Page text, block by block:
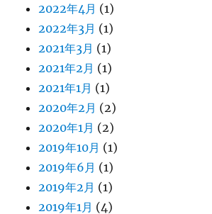
2022年4月 (1)
2022年3月 (1)
2021年3月 (1)
2021年2月 (1)
2021年1月 (1)
2020年2月 (2)
2020年1月 (2)
2019年10月 (1)
2019年6月 (1)
2019年2月 (1)
2019年1月 (4)